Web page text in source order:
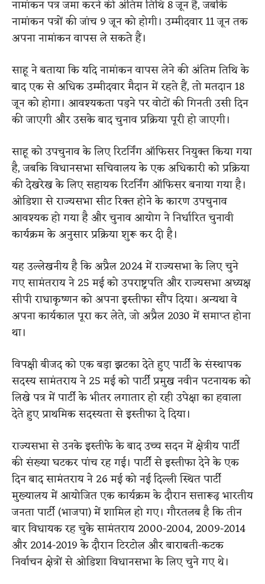
नामांकन पत्र जमा करने की अंतिम तिथि 8 जून है, जबकि
नामांकन पत्रों की जांच 9 जून को होगी। उम्मीदवार 11 जून तक
अपना नामांकन वापस ले सकते हैं।
साहू ने बताया कि यदि नामांकन वापस लेने की अंतिम तिथि के
बाद एक से अधिक उम्मीदवार मैदान में रहते हैं, तो मतदान 18
जून को होगा। आवश्यकता पड़ने पर वोटों की गिनती उसी दिन
की जाएगी और उसके बाद चुनाव प्रक्रिया पूरी हो जाएगी।
साहू को उपचुनाव के लिए रिटर्निंग ऑफिसर नियुक्त किया गया
है, जबकि विधानसभा सचिवालय के एक अधिकारी को प्रक्रिया
की देखरेख के लिए सहायक रिटर्निंग ऑफिसर बनाया गया है।
ओडिशा से राज्यसभा सीट रिक्त होने के कारण उपचुनाव
आवश्यक हो गया है और चुनाव आयोग ने निर्धारित चुनावी
कार्यक्रम के अनुसार प्रक्रिया शुरू कर दी है।
यह उल्लेखनीय है कि अप्रैल 2024 में राज्यसभा के लिए चुने
गए सामंतराय ने 25 मई को उपराष्ट्रपति और राज्यसभा अध्यक्ष
सीपी राधाकृष्णन को अपना इस्तीफा सौंप दिया। अन्यथा वे
अपना कार्यकाल पूरा कर लेते, जो अप्रैल 2030 में समाप्त होना
था।
विपक्षी बीजद को एक बड़ा झटका देते हुए पार्टी के संस्थापक
सदस्य सामंतराय ने 25 मई को पार्टी प्रमुख नवीन पटनायक को
लिखे पत्र में पार्टी के भीतर लगातार हो रही उपेक्षा का हवाला
देते हुए प्राथमिक सदस्यता से इस्तीफा दे दिया।
राज्यसभा से उनके इस्तीफे के बाद उच्च सदन में क्षेत्रीय पार्टी
की संख्या घटकर पांच रह गई। पार्टी से इस्तीफा देने के एक
दिन बाद सामंतराय ने 26 मई को नई दिल्ली स्थित पार्टी
मुख्यालय में आयोजित एक कार्यक्रम के दौरान सत्तारूढ़ भारतीय
जनता पार्टी (भाजपा) में शामिल हो गए। गौरतलब है कि तीन
बार विधायक रह चुके सामंतराय 2000-2004, 2009-2014
और 2014-2019 के दौरान टिरटोल और बाराबती-कटक
निर्वाचन क्षेत्रों से ओडिशा विधानसभा के लिए चुने गए थे।